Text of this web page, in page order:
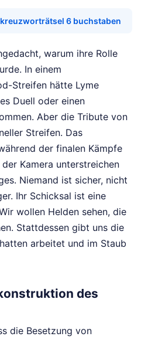
6 buchstaben
warum ihre Rolle
In einem
Streifen hätte Lyme
Duell oder einen
Aber die Tribute von
Streifen. Das
der finalen Kämpfe
Kamera unterstreichen
Niemand ist sicher, nicht
Ihr Schicksal ist eine
wollen Helden sehen, die
Stattdessen gibt uns die
arbeitet und im Staub
des
die Besetzung von